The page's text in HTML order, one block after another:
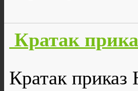
Кратак
Кратак приказ